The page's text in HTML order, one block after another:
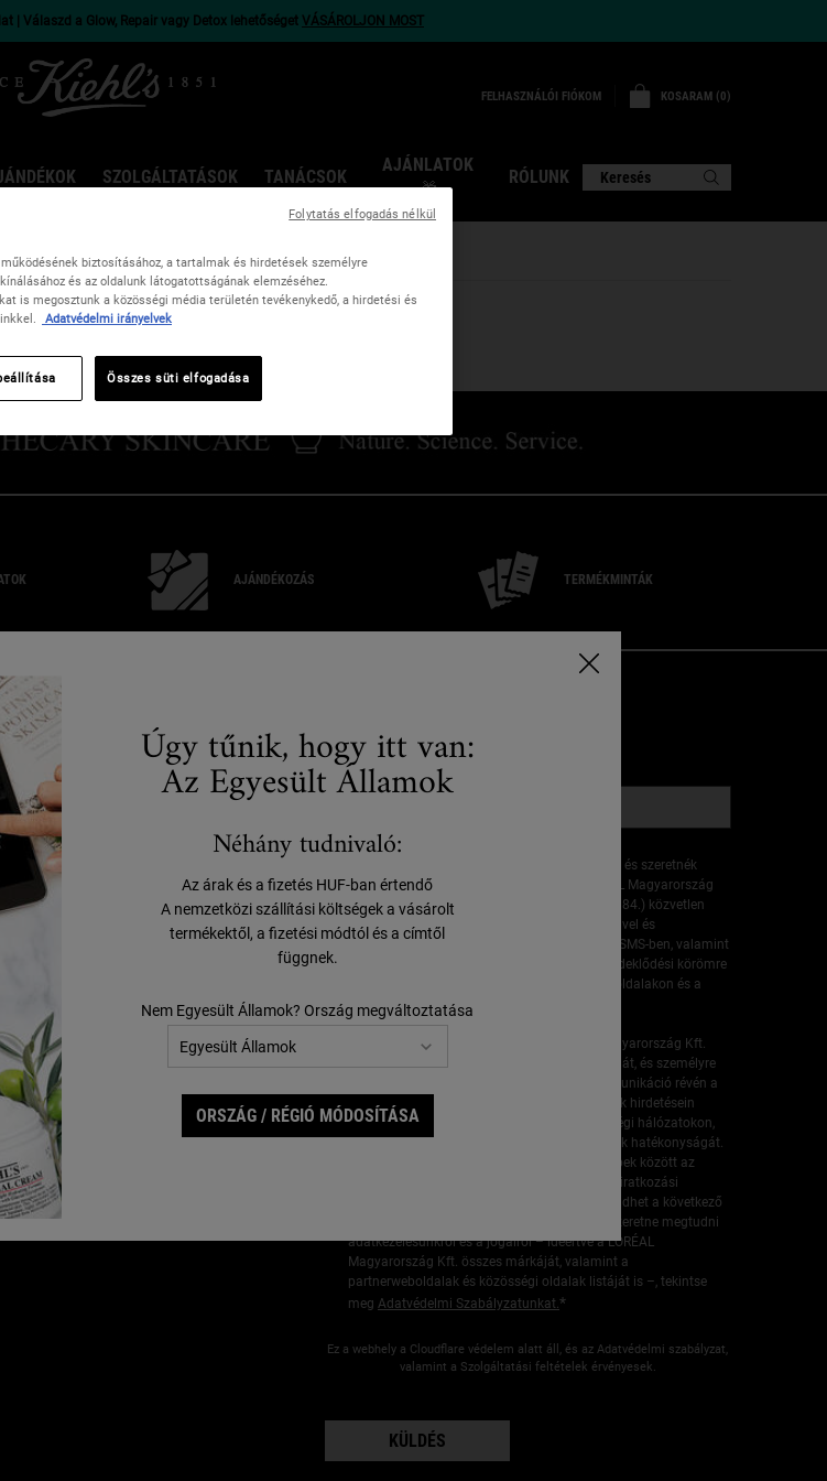
| Válaszd a Glow, Repair vagy Detox lehetőséget VÁSÁROLJON MOST
FELHASZNÁLÓI FIÓKOM KOSARAM 0
0 TERMÉK
SZOLGÁLTATÁSOK TANÁCSOK
AJÁNLATOK
🎁
RÓLUNK Keresés
AJÁNDÉKOZÁS TERMÉKMINTÁK
(*)Kötelező mezők
Kijelentem, hogy betöltöttem a 16. életévemet, és szeretnék
személyre szabott ajánlatokat kapni a L'ORÉAL Magyarország
Kft.-től (székhely: 1036 Budapest, Bécsi út 68–84.) közvetlen
kommunikáció útján, a Kiehl's márka termékeivel és
szolgáltatásaival kapcsolatban, e-mailben és SMS-ben, valamint
a L'ORÉAL Magyarország Kft. márkáinak az érdeklődési körömre
szabott hirdetései révén, amelyek partnerweboldalakon és a
közösségi médiában jelennek meg.
Az Ön által megadott adatokat a L'ORÉAL Magyarország Kft.
arra fogja felhasználni, hogy kibővítse a profilját, és személyre
szabott ajánlatokat nyújtson közvetlen kommunikáció révén a
Kiehl's márkáról, valamint különféle márkáinak hirdetésein
keresztül a partnerei weboldalain és a közösségi hálózatokon,
továbbá hogy mérje marketingtevékenységeink hatékonyságát.
Hozzájárulását bármikor visszavonhatja, többek között az
elektronikus kommunikációnkban található leiratkozási
hivatkozásra kattintva. Ezenkívül e-mailt is küldhet a következő
. Ha többet szeretne megtudni
adatkezelésünkről és a jogairól – ideértve a L'ORÉAL
Magyarország Kft. összes márkáját, valamint a
partnerweboldalak és közösségi oldalak listáját is –, tekintse
meg Adatvédelmi Szabályzatunkat.*
Ez a webhely a Cloudflare védelem alatt áll, és az Adatvédelmi szabályzat,
valamint a Szolgáltatási feltételek érvényesek.
KÜLDÉS
biztosításához, a tartalmak és hirdetések személyre
és az oldalunk látogatottságának elemzéséhez.
is megosztunk a közösségi média területén tevékenykedő, a hirdetési és
Adatvédelmi irányelvek
Összes süti elfogadása
Folytatás elfogadás nélkül
Úgy tűnik, hogy itt van:
Az Egyesült Államok
Néhány tudnivaló:
Az árak és a fizetés HUF-ban értendő
A nemzetközi szállítási költségek a vásárolt
termékektől, a fizetési módtól és a címtől
függnek.
Nem Egyesült Államok? Ország megváltoztatása
ORSZÁG / RÉGIÓ MÓDOSÍTÁSA